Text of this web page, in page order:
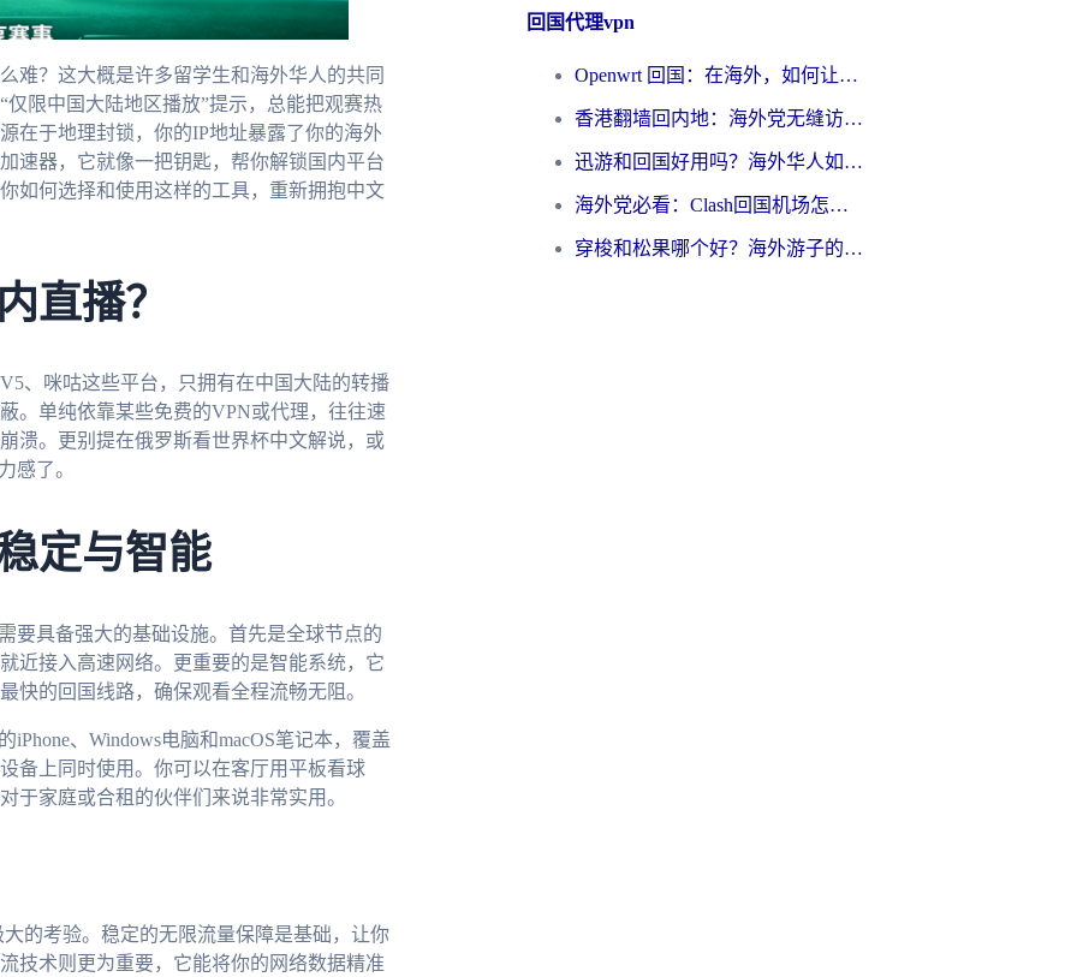
难？这大概是许多留学生和海外华人的共同
限中国大陆地区播放”提示，总能把观赛热
在于地理封锁，你的IP地址暴露了你的海外
速器，它就像一把钥匙，帮你解锁国内平台
如何选择和使用这样的工具，重新拥抱中文
直播？
、咪咕这些平台，只拥有在中国大陆的转播
。单纯依靠某些免费的VPN或代理，往往速
溃。更别提在俄罗斯看世界杯中文解说，或
感了。
定与智能
要具备强大的基础设施。首先是全球节点的
近接入高速网络。更重要的是智能系统，它
快的回国线路，确保观看全程流畅无阻。
、Windows电脑和macOS笔记本，覆盖
备上同时使用。你可以在客厅用平板看球
于家庭或合租的伙伴们来说非常实用。
的考验。稳定的无限流量保障是基础，让你
技术则更为重要，它能将你的网络数据精准
回国代理vpn
Openwrt 回国：在海外，如何让家的网络触手可及
香港翻墙回内地：海外党无缝访问国内资源的加速器选择全攻略
迅游和回国好用吗？海外华人如何选择靠谱的回国加速器
海外党必看：Clash回国机场怎么选？一篇搞定无缝访问国内资源的全攻略
穿梭和松果哪个好？海外游子的数字归乡路，到底该怎么选